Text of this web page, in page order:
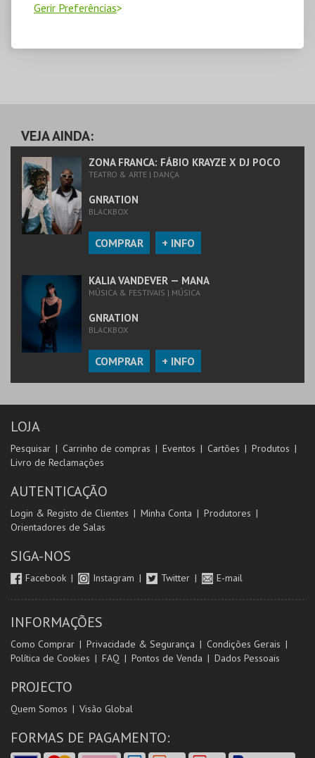
Gerir Preferências
VEJA AINDA:
ZONA FRANCA: FÁBIO KRAYZE X DJ POCO
TEATRO & ARTE | DANÇA
GNRATION
BLACKBOX
COMPRAR + INFO
KALIA VANDEVER — MANA
MÚSICA & FESTIVAIS | MÚSICA
GNRATION
BLACKBOX
COMPRAR + INFO
LOJA
Pesquisar Carrinho de compras Eventos Cartões
Produtos
Livro de Reclamações
AUTENTICAÇÃO
Login & Registo de Clientes Minha Conta
Produtores
Orientadores de Salas
SIGA-NOS
Facebook Instagram Twitter E-mail
INFORMAÇÕES
Como Comprar Privacidade & Segurança
Condições Gerais
Política de Cookies
FAQ Pontos de Venda Dados Pessoais
PROJECTO
Quem Somos Visão Global
FORMAS DE PAGAMENTO: